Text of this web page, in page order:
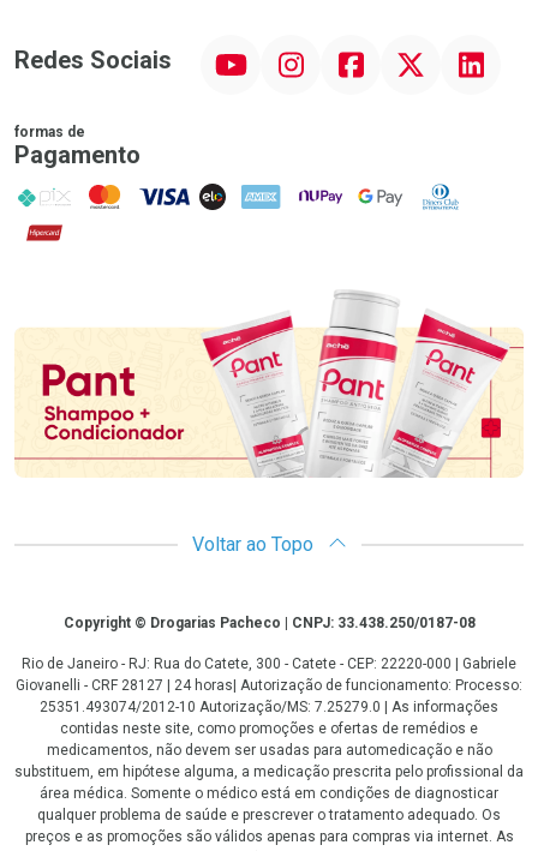
Redes Sociais InstagramFacebook Linkedin
formas de
Pagamento
PIX MasterCard
VISA ELO AMEX NuPay Google PayDiners Club
Hipercard
Promoção em Destaque
Voltar ao Topo
CopyrightCopyright © Drogarias Pacheco | CNPJ: 33.438.250/0187-08
Rio de Janeiro - RJ: Rua do Catete, 300 - Catete - CEP: 22220-000 | Gabriele
Giovanelli - CRF 28127 | 24 horas| Autorização de funcionamento: Processo:
25351.493074/2012-10 Autorização/MS: 7.25279.0 | As informações
contidas neste site, como promoções e ofertas de remédios e
medicamentos, não devem ser usadas para automedicação e não
substituem, em hipótese alguma, a medicação prescrita pelo profissional da
área médica. Somente o médico está em condições de diagnosticar
qualquer problema de saúde e prescrever o tratamento adequado. Os
preços e as promoções são válidos apenas para compras via internet. As